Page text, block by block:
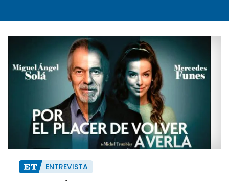
ENTREVISTA